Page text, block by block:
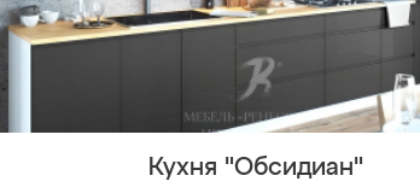
Кухня "Обсидиан"